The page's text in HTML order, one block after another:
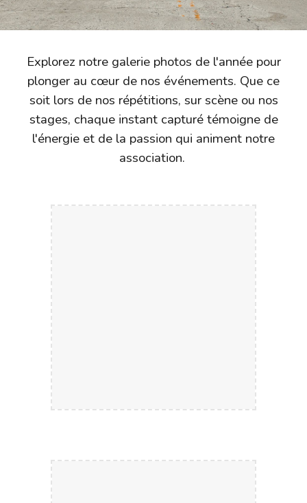
Explorez notregalerie photos de l'année pour
plonger au cœur de nos événements. Que ce
soit lors de nos répétitions, sur scène ou nos
stages, chaque instant capturé témoigne de
l'énergie et de la passion qui animent notre
association.